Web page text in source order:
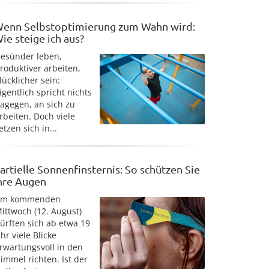
Selbstoptimierung zum Wahn wird:
steige ich aus?
leben,
arbeiten,
sein:
spricht nichts
an sich zu
Doch viele
sich in...
Sonnenfinsternis: So schützen Sie
Augen
kommenden
(12. August)
sich ab etwa 19
viele Blicke
in den
richten. Ist der